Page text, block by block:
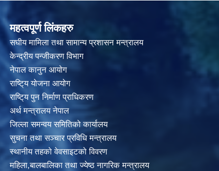
महत्वपूर्ण लिंकहरु
स‌घीय मामिला तथा सामान्य प्रशासन मन्त्रालय
केन्द्रीय पन्जीकरण विभाग
नेपाल कानुन आयाेग
राष्टि्य याेजना आयाेग
राष्टि्य पुन निर्माण प्राधिकरण
अर्थ मन्त्रालय नेपाल
जिल्ला समन्वय समितिको कार्यालय
सुचना तथा सञ्चार प्रविधि मन्त्रालय
स्थानीय तहकाे वेवसाइटकाे विवरण
महिला,बालबालिका तथा ज्येष्ठ नागरिक मन्त्रालय